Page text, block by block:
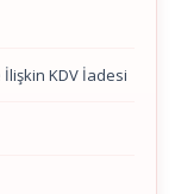
KDV İadesi